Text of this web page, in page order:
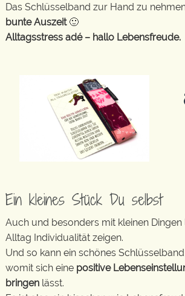
Das Schlüsselband zur Hand zu
bunte Auszeit🙂
Alltagsstress adé – hallo Lebensfreude.
Ein kleines Stück Du selbst
Auch und besonders mit kleinen Dingen
Alltag Individualität zeigen.
Und so kann ein schönes
womit sich eine positive
bringen lässt.